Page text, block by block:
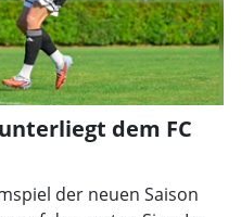
dem FC
der neuen Saison